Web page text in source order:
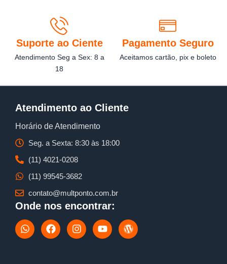
Suporte ao Ciente
Atendimento Seg a Sex: 8 a
18
Pagamento Seguro
Aceitamos cartão, pix e boleto
Atendimento ao Cliente
Horário de Atendimento
Seg. a Sexta: 8:30 às 18:00
(11) 4021-0208
(11) 99545-3682
contato@multponto.com.br
Onde nos encontrar:
W
h
F
a
I
n
Y
o
W
o